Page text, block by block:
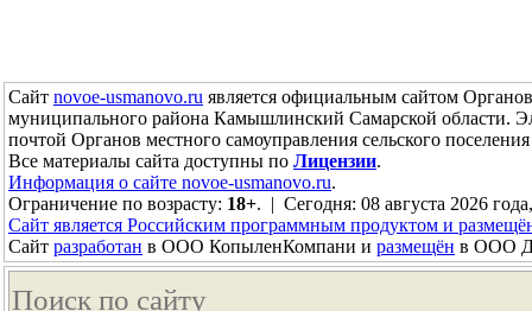
Сайт novoe-usmanovo.ru является официальным сайтом
муниципального района Камышлинский Самарской области.
почтой Органов местного самоуправления сельского
Все материалы сайта доступны по Лицензии.
Информация о сайте novoe-usmanovo.ru.
Ограничение по возрасту: 18+. | Сегодня: 08 августа 2026
Сайт является Российским программным продуктом и
Сайт разработан в ООО КопыленКомпани и размещён в ООО